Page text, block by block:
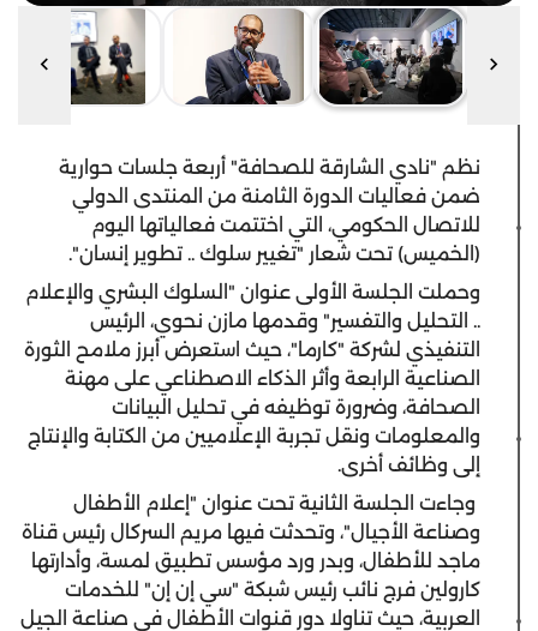
نظم "نادي الشارقة للصحافة" أربعة جلسات حوارية
ضمن فعاليات الدورة الثامنة من المنتدى الدولي
للاتصال الحكومي، التي اختتمت فعالياتها اليوم
(الخميس) تحت شعار "تغيير سلوك .. تطوير إنسان".
وحملت الجلسة الأولى عنوان "السلوك البشري والإعلام
.. التحليل والتفسير" وقدمها مازن نحوي، الرئيس
التنفيذي لشركة "كارما"، حيث استعرض أبرز ملامح الثورة
الصناعية الرابعة وأثر الذكاء الاصطناعي على مهنة
الصحافة، وضرورة توظيفه في تحليل البيانات
والمعلومات ونقل تجربة الإعلاميين من الكتابة والإنتاج
إلى وظائف أخرى.
وجاءت الجلسة الثانية تحت عنوان "إعلام الأطفال
وصناعة الأجيال"، وتحدثت فيها مريم السركال رئيس قناة
ماجد للأطفال، وبدر ورد مؤسس تطبيق لمسة، وأدارتها
كارولين فرج نائب رئيس شبكة "سي إن إن" للخدمات
العربية، حيث تناولا دور قنوات الأطفال في صناعة الجيل